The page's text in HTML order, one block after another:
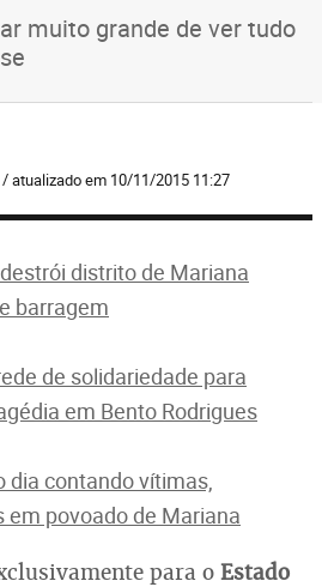
muito grande de ver tudo
atualizado em 10/11/2015 11:27
distrito de Mariana
barragem
de solidariedade para
em Bento Rodrigues
dia contando vítimas,
em povoado de Mariana
para o Estado